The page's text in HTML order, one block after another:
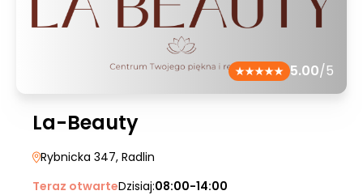
5.00/5
La-Beauty
Rybnicka 347, Radlin
Teraz otwarteDzisiaj:08:00-14:00